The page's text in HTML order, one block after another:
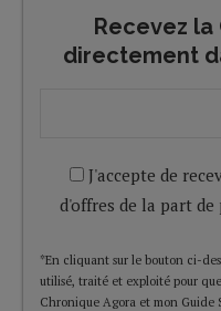
Recevez la
directement
J'accepte de
d'offres de la part
*En cliquant sur le bouton ci-
utilisé, traité et exploité pour
Chronique Agora et mon Guide